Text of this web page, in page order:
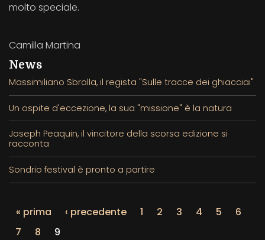
molto speciale.
Camilla Martina
News
Massimiliano Sbrolla, il regista "Sulle tracce dei ghiacciai"
Un ospite d'eccezione, la sua "missione" è la natura
Joseph Peaquin, il vincitore della scorsa edizione si
racconta
Sondrio festival è pronto a partire
« prima ‹ precedente 1 2 3 4 5
6
7
8 9